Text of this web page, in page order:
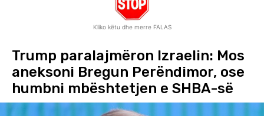
Kliko këtu dhe merre FALAS
Trump paralajmëron Izraelin: Mos
aneksoni Bregun Perëndimor, ose
humbni mbështetjen e SHBA-së